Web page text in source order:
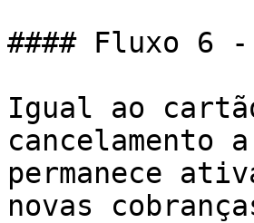
#### Fluxo 6
Igual ao
cancelamento
permanece
novas